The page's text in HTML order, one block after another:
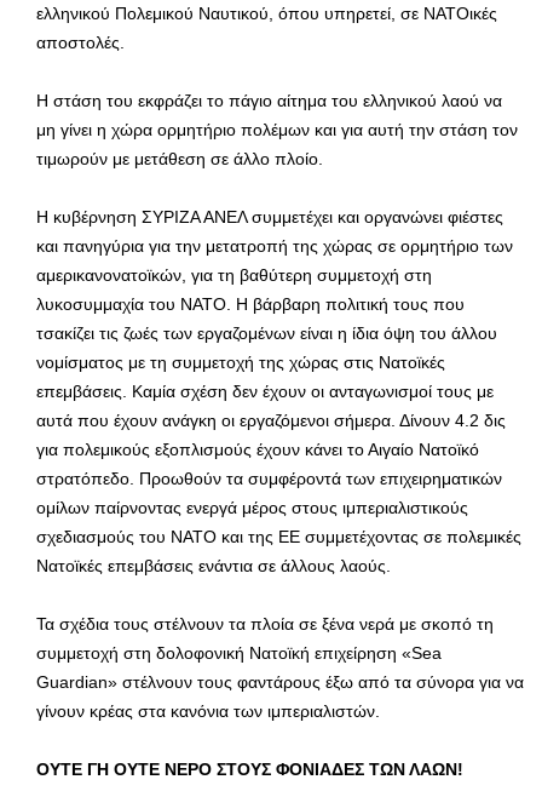
ελληνικού Πολεμικού Ναυτικού, όπου υπηρετεί, σε ΝΑΤΟικές
αποστολές.
Η στάση του εκφράζει το πάγιο αίτημα του ελληνικού λαού να
μη γίνει η χώρα ορμητήριο πολέμων και για αυτή την στάση τον
τιμωρούν με μετάθεση σε άλλο πλοίο.
Η κυβέρνηση ΣΥΡΙΖΑ ΑΝΕΛ συμμετέχει και οργανώνει φιέστες
και πανηγύρια για την μετατροπή της χώρας σε ορμητήριο των
αμερικανονατοϊκών, για τη βαθύτερη συμμετοχή στη
λυκοσυμμαχία του ΝΑΤΟ. Η βάρβαρη πολιτική τους που
τσακίζει τις ζωές των εργαζομένων είναι η ίδια όψη του άλλου
νομίσματος με τη συμμετοχή της χώρας στις Νατοϊκές
επεμβάσεις. Καμία σχέση δεν έχουν οι ανταγωνισμοί τους με
αυτά που έχουν ανάγκη οι εργαζόμενοι σήμερα. Δίνουν 4.2 δις
για πολεμικούς εξοπλισμούς έχουν κάνει το Αιγαίο Νατοϊκό
στρατόπεδο. Προωθούν τα συμφέροντά των επιχειρηματικών
ομίλων παίρνοντας ενεργά μέρος στους ιμπεριαλιστικούς
σχεδιασμούς του ΝΑΤΟ και της ΕΕ συμμετέχοντας σε πολεμικές
Νατοϊκές επεμβάσεις ενάντια σε άλλους λαούς.
Τα σχέδια τους στέλνουν τα πλοία σε ξένα νερά με σκοπό τη
συμμετοχή στη δολοφονική Νατοϊκή επιχείρηση «Sea
Guardian» στέλνουν τους φαντάρους έξω από τα σύνορα για να
γίνουν κρέας στα κανόνια των ιμπεριαλιστών.
ΟΥΤΕ ΓΗ ΟΥΤΕ ΝΕΡΟ ΣΤΟΥΣ ΦΟΝΙΑΔΕΣ ΤΩΝ ΛΑΩΝ!